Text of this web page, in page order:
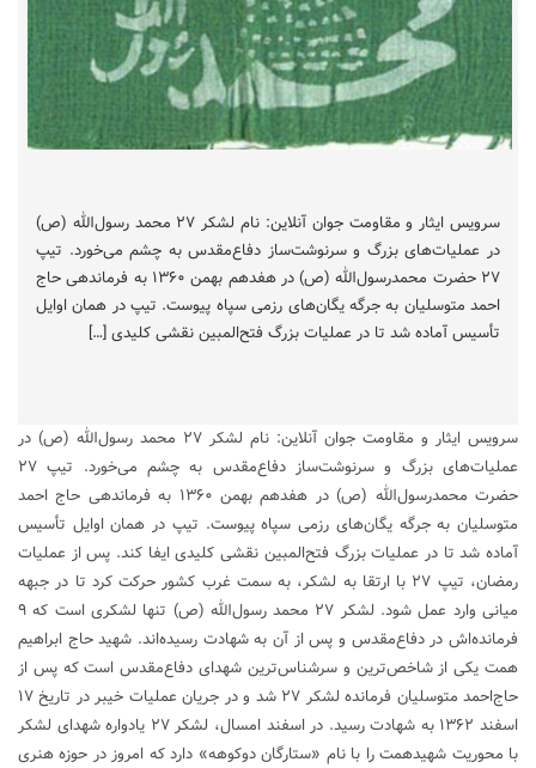
سرویس ایثار و مقاومت جوان آنلاین: نام لشکر ۲۷ محمد رسول‌الله (ص)
در عملیات‌های بزرگ و سرنوشت‌ساز دفاع‌مقدس به چشم می‌خورد. تیپ
۲۷ حضرت محمدرسول‌الله (ص) در هفدهم بهمن ۱۳۶۰ به فرماندهی حاج
احمد متوسلیان به جرگه یگان‌های رزمی سپاه پیوست. تیپ در همان اوایل
تأسیس آماده شد تا در عملیات بزرگ فتح‌المبین نقشی کلیدی […]
سرویس ایثار و مقاومت جوان آنلاین: نام لشکر ۲۷ محمد رسول‌الله (ص) در
عملیات‌های بزرگ و سرنوشت‌ساز دفاع‌مقدس به چشم می‌خورد. تیپ ۲۷
حضرت محمدرسول‌الله (ص) در هفدهم بهمن ۱۳۶۰ به فرماندهی حاج احمد
متوسلیان به جرگه یگان‌های رزمی سپاه پیوست. تیپ در همان اوایل تأسیس
آماده شد تا در عملیات بزرگ فتح‌المبین نقشی کلیدی ایفا کند. پس از عملیات
رمضان، تیپ ۲۷ با ارتقا به لشکر، به سمت غرب کشور حرکت کرد تا در جبهه
میانی وارد عمل شود. لشکر ۲۷ محمد رسول‌الله (ص) تنها لشکری است که ۹
فرمانده‌اش در دفاع‌مقدس و پس از آن به شهادت رسیده‌اند. شهید حاج ابراهیم
همت یکی از شاخص‌ترین و سرشناس‌ترین شهدای دفاع‌مقدس است که پس از
حاج‌احمد متوسلیان فرمانده لشکر ۲۷ شد و در جریان عملیات خیبر در تاریخ ۱۷
اسفند ۱۳۶۲ به شهادت رسید. در اسفند امسال، لشکر ۲۷ یادواره شهدای لشکر
با محوریت شهیدهمت را با نام «ستارگان دوکوهه» دارد که امروز در حوزه هنری